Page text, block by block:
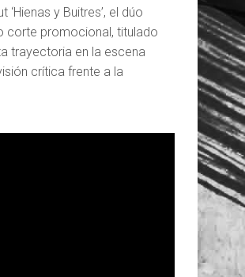
y Buitres’, el dúo
corte promocional, titulado
trayectoria en la escena
crítica frente a la